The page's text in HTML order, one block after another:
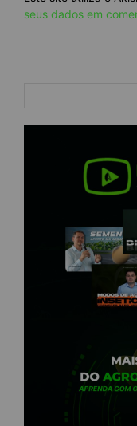
seus dados em